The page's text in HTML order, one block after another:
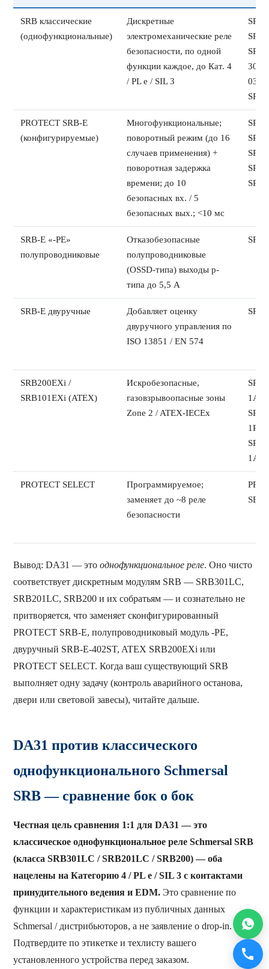
SRB классические
(однофункциональные)
Дискретные
электромеханические реле
безопасности, по одной
функции каждое, до Кат. 4
/ PL e / SIL 3
PROTECT SRB-E
(конфигурируемые)
Многофункциональные;
поворотный режим (до 16
случаев применения) +
поворотная задержка
времени; до 10
безопасных вх. / 5
безопасных вых.; <10 мс
SRB-E «-PE»
полупроводниковые
Отказобезопасные
полупроводниковые
(OSSD-типа) выходы p-
типа до 5,5 A
SRB-E двуручные
Добавляет оценку
двуручного управления по
ISO 13851 / EN 574
SRB200EXi /
SRB101EXi (ATEX)
Искробезопасные,
газовзрывоопасные зоны
Zone 2 / ATEX-IECEx
1A,
1R,
1A/
PROTECT SELECT
Программируемое;
заменяет до ~8 реле
безопасности
Вывод: DA31 — это однофункциональное реле. Оно чисто
соответствует дискретным модулям SRB — SRB301LC,
SRB201LC, SRB200 и их собратьям — и сознательно не
притворяется, что заменяет сконфигурированный
PROTECT SRB-E, полупроводниковый модуль -PE,
двуручный SRB-E-402ST, ATEX SRB200EXi или
PROTECT SELECT. Когда ваш существующий SRB
выполняет одну задачу (контроль аварийного останова,
двери или световой завесы), читайте дальше.
DA31 против классического
однофункционального Schmersal
SRB — сравнение бок о бок
Честная цель сравнения 1:1 для DA31 — это
классическое однофункциональное реле Schmersal SRB
(класса SRB301LC / SRB201LC / SRB200) — оба
нацелены на Категорию 4 / PL e / SIL 3 с контактами
принудительного ведения и EDM. Это сравнение по
функции и характеристикам из публичных данных
Schmersal / дистрибьюторов, а не заявление о drop-in.
Подтвердите по этикетке и техлисту вашего
установленного устройства перед заказом.